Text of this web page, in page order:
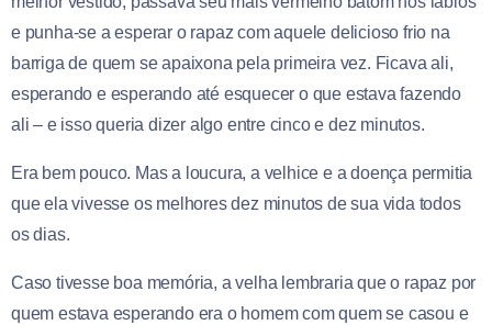
e punha-se a esperar o rapaz com aquele delicioso frio na
barriga de quem se apaixona pela primeira vez. Ficava ali,
esperando e esperando até esquecer o que estava fazendo
ali – e isso queria dizer algo entre cinco e dez minutos.
Era bem pouco. Mas a loucura, a velhice e a doença permitia
que ela vivesse os melhores dez minutos de sua vida todos
os dias.
Caso tivesse boa memória, a velha lembraria que o rapaz por
quem estava esperando era o homem com quem se casou e